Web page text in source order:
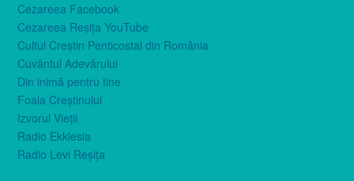
Cezareea Facebook
Cezareea Reşiţa YouTube
Cultul Creştin Penticostal din România
Cuvântul Adevărului
Din inimă pentru tine
Foaia Creştinului
Izvorul Vieţii
Radio Ekklesia
Radio Levi Reşiţa